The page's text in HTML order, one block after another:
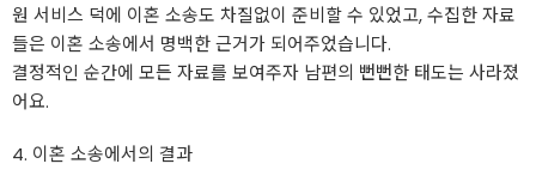
원 서비스 덕에 이혼 소송도 차질없이 준비할 수 있었고, 수집한 자료
들은 이혼 소송에서 명백한 근거가 되어주었습니다.
결정적인 순간에 모든 자료를 보여주자 남편의 뻔뻔한 태도는 사라졌
어요.
4. 이혼 소송에서의 결과